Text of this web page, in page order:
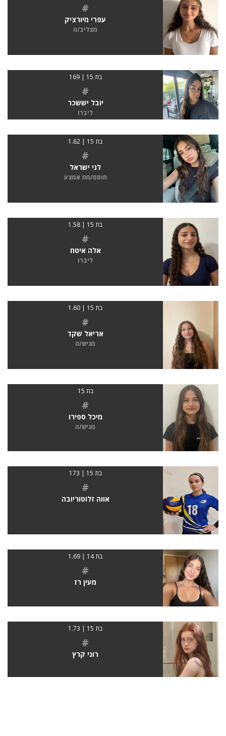
#
עפרי מיורציק
מצליב/ה
בת 15 | 169
#
יובל יששכר
ליברו
בת 15 | 1.62
#
לני ישראל
חוסם/מת אמצע
בת 15 | 1.58
#
אלה איטח
ליברו
בת 15 | 1.60
#
אריאל שקד
מגיש/ה
בת 15
#
מיכל ספירו
מגיש/ה
בת 15 | 173
#
אווה זלוטוריובה
בת 14 | 1.69
#
מעין רז
בת 15 | 1.73
#
רוני קרץ